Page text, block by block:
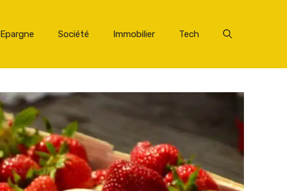
Epargne Société Immobilier Tech